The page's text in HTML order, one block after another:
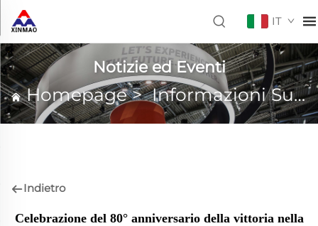
IT
Notizie ed Eventi
Homepage>Informazioni Su XINMAO
Indietro
Celebrazione del 80° anniversario della vittoria nella